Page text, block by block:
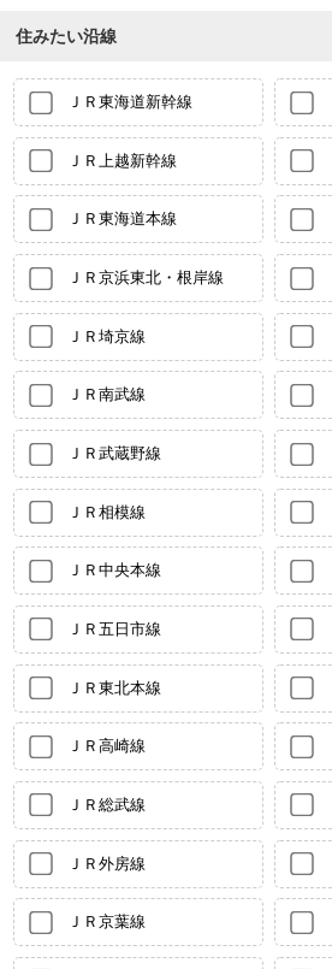
住みたい沿線
ＪＲ東海道新幹線
ＪＲ上越新幹線
ＪＲ東海道本線
ＪＲ京浜東北・根岸線
ＪＲ埼京線
ＪＲ南武線
ＪＲ武蔵野線
ＪＲ相模線
ＪＲ中央本線
ＪＲ五日市線
ＪＲ東北本線
ＪＲ高崎線
ＪＲ総武線
ＪＲ外房線
ＪＲ京葉線